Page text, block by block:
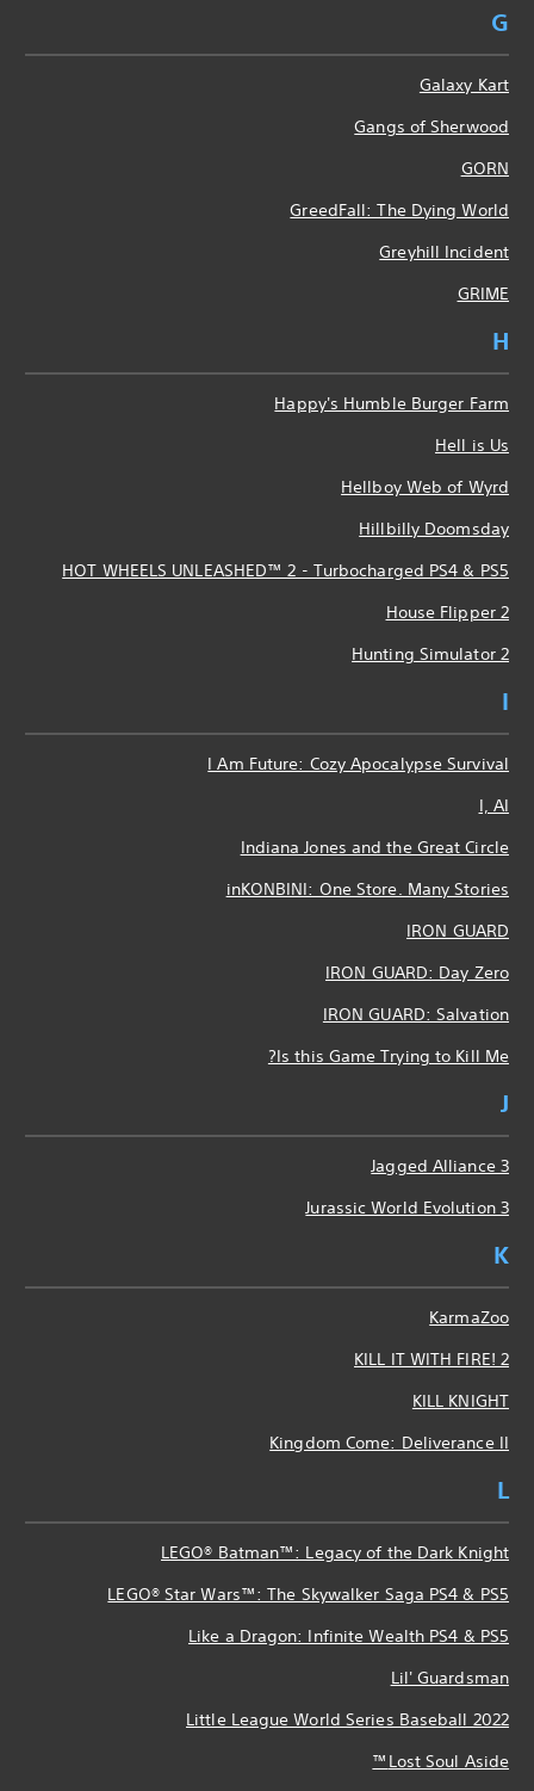
G
Galaxy Kart
Gangs of Sherwood
GORN
GreedFall: The Dying World
Greyhill Incident
GRIME
H
Happy's Humble Burger Farm
Hell is Us
Hellboy Web of Wyrd
Hillbilly Doomsday
HOT WHEELS UNLEASHED™ 2 - Turbocharged PS4 & PS5
House Flipper 2
Hunting Simulator 2
I
I Am Future: Cozy Apocalypse Survival
I, AI
Indiana Jones and the Great Circle
inKONBINI: One Store. Many Stories
IRON GUARD
IRON GUARD: Day Zero
IRON GUARD: Salvation
Is this Game Trying to Kill Me?
J
Jagged Alliance 3
Jurassic World Evolution 3
K
KarmaZoo
KILL IT WITH FIRE! 2
KILL KNIGHT
Kingdom Come: Deliverance II
L
LEGO® Batman™: Legacy of the Dark Knight
LEGO® Star Wars™: The Skywalker Saga PS4 & PS5
Like a Dragon: Infinite Wealth PS4 & PS5
Lil' Guardsman
Little League World Series Baseball 2022
Lost Soul Aside™